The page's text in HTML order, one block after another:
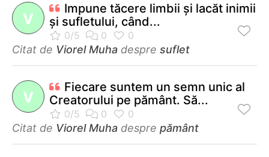
V
Impune tăcere limbii şi lacăt inimii
şi sufletului, când...
Citat de Viorel Muha despre suflet
V
Fiecare suntem un semn unic al
Creatorului pe pământ. Să...
Citat de Viorel Muha despre pământ